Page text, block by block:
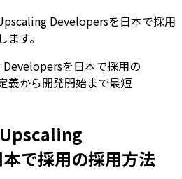
Developersを日本で採用
す。
を日本で採用の
義から開発開始まで最短
で採用の採用方法